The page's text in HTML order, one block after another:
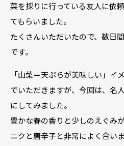
菜を採りに行っている友人に依
てもらいました。
たくさんいただいたので、数日
です。
「山菜＝天ぷらが美味しい」イ
でいただきますが、今回は、名
にしてみました。
豊かな春の香りと少しのえぐみ
ニクと唐辛子と非常によく合いま